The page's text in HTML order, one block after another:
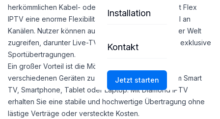
Installation
Kontakt
Jetzt starten
herkömmlichen Kabel- oder Satellitenanbietern bietet Flex
IPTV eine enorme Flexibilität und eine breite Auswahl an
Kanälen. Nutzer können auf tausende Sender aus aller Welt
zugreifen, darunter Live-TV, Filme, Serien und sogar exklusive
Sportübertragungen.
Ein großer Vorteil ist die Möglichkeit, Inhalte auf
verschiedenen Geräten zu streamen – sei es auf dem Smart
TV, Smartphone, Tablet oder Laptop. MitDiamond IPTV
erhalten Sie eine stabile und hochwertige Übertragung ohne
lästige Verträge oder versteckte Kosten.